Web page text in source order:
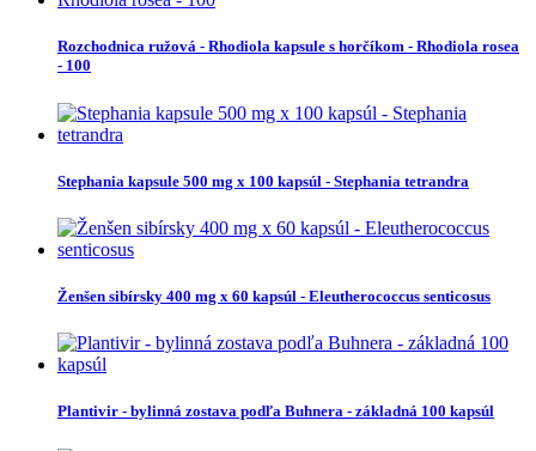
Rozchodnica ružová - Rhodiola kapsule s horčíkom - Rhodiola rosea
- 100
Stephania kapsule 500 mg x 100 kapsúl - Stephania tetrandra
Ženšen sibírsky 400 mg x 60 kapsúl - Eleutherococcus senticosus
Plantivir - bylinná zostava podľa Buhnera - základná 100 kapsúl